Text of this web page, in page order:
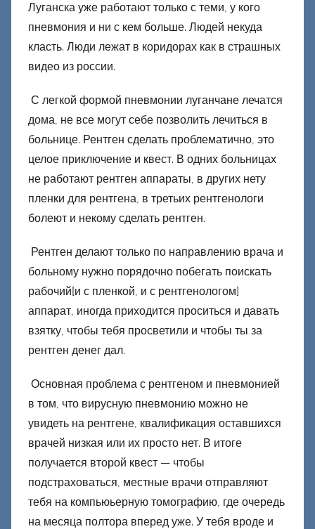
Луганска уже работают только с теми, у кого
пневмония и ни с кем больше. Людей некуда
класть. Люди лежат в коридорах как в страшных
видео из россии.
С легкой формой пневмонии луганчане лечатся
дома, не все могут себе позволить лечиться в
больнице. Рентген сделать проблематично, это
целое приключение и квест. В одних больницах
не работают рентген аппараты, в других нету
пленки для рентгена, в третьих рентгенологи
болеют и некому сделать рентген.
Рентген делают только по направлению врача и
больному нужно порядочно побегать поискать
рабочий[и с пленкой, и с рентгенологом]
аппарат, иногда приходится проситься и давать
взятку, чтобы тебя просветили и чтобы ты за
рентген денег дал.
Основная проблема с рентгеном и пневмонией
в том, что вирусную пневмонию можно не
увидеть на рентгене, квалификация оставшихся
врачей низкая или их просто нет. В итоге
получается второй квест — чтобы
подстраховаться, местные врачи отправляют
тебя на компьюьерную томографию, где очередь
на месяца полтора вперед уже. У тебя вроде и